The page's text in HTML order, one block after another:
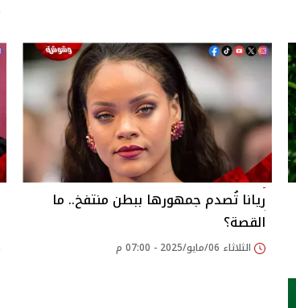
ريانا تُصدم جمهورها ببطن منتفخ.. ما
القصة؟
الثلاثاء 06/مايو/2025 - 07:00 م